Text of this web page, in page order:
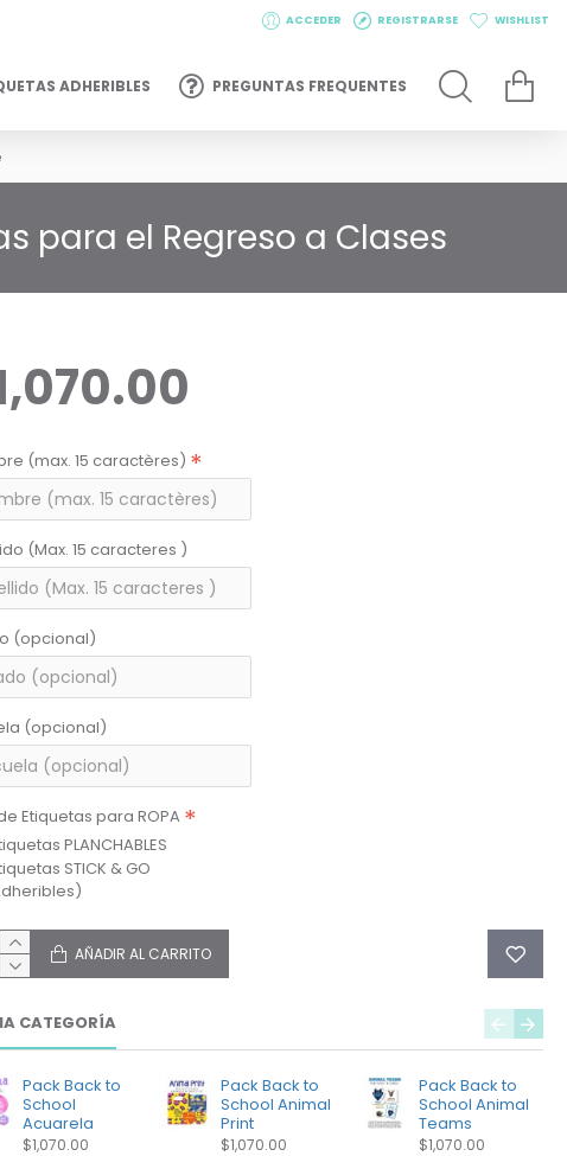
ACCEDER REGISTRARSE WISHLIST
ADHERIBLES PREGUNTAS FREQUENTES
para el Regreso a Clases
(max. 15 caractères)
(Max. 15 caracteres )
(opcional)
(opcional)
Etiquetas para ROPA
PLANCHABLES
STICK & GO
AÑADIR AL CARRITO
CATEGORÍA
Pack Back to
School
Acuarela
$1,070.00
Pack Back to
School Animal
Print
$1,070.00
Pack Back to
School Animal
Teams
$1,070.00